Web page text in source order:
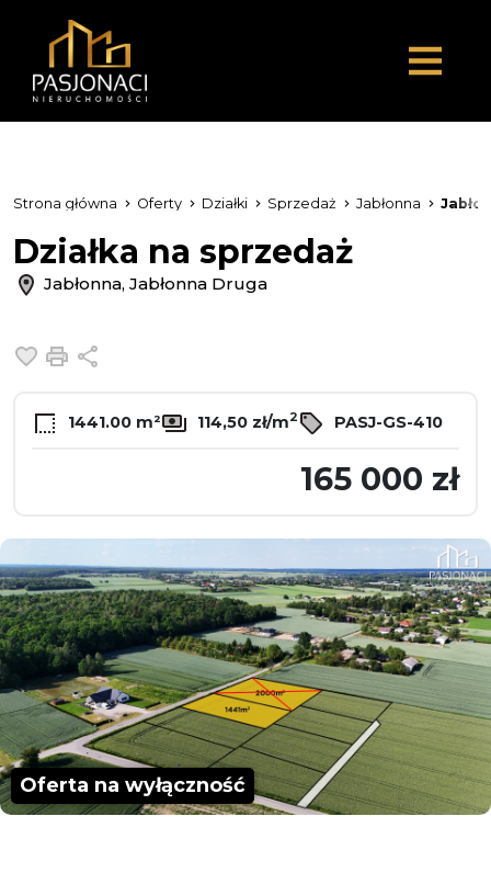
Strona główna Oferty Działki Sprzedaż Jabłonna
Działka na sprzedaż
Jabłonna, Jabłonna Druga
Dodaj do ulubionych
Drukuj
1441.00 m² 114,50 zł/m2 PASJ-GS-410
165 000 zł
Oferta na wyłączność